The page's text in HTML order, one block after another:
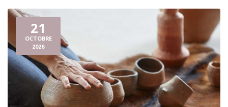
21
OCTOBRE
2026